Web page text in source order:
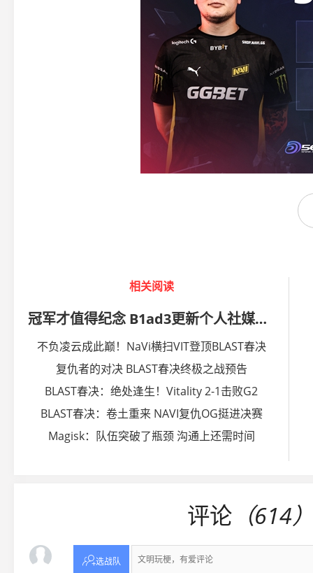
相关阅读
冠军才值得纪念 B1ad3更新个人社媒第八张照片
不负凌云成此巅！NaVi横扫VIT登顶BLAST春决
复仇者的对决 BLAST春决终极之战预告
BLAST春决：绝处逢生！Vitality 2-1击败G2
BLAST春决：卷土重来 NAVI复仇OG挺进决赛
Magisk：队伍突破了瓶颈 沟通上还需时间
评论 （614
选战队